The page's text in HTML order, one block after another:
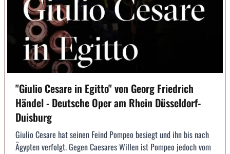
"Giulio Cesare in Egitto" von Georg Friedrich
Händel - Deutsche Oper am Rhein Düsseldorf-
Duisburg
Giulio Cesare hat seinen Feind Pompeo besiegt und ihn bis nach
Ägypten verfolgt. Gegen Caesares Willen ist Pompeo jedoch vom